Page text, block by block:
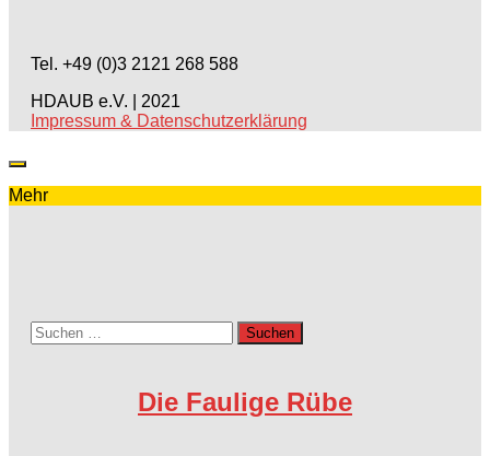
Tel. +49 (0)3 2121 268 588
HDAUB e.V. | 2021
Impressum & Datenschutzerklärung
Mehr
Suchen
nach:
Die Faulige Rübe